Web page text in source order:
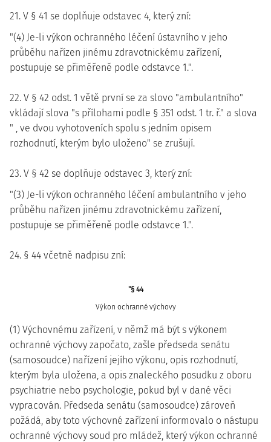
21. V § 41 se doplňuje odstavec 4, který zní:
"(4) Je-li výkon ochranného léčení ústavního v jeho
průběhu nařízen jinému zdravotnickému zařízení,
postupuje se přiměřeně podle odstavce 1.".
22. V § 42 odst. 1 větě první se za slovo "ambulantního"
vkládají slova "s přílohami podle § 351 odst. 1 tr. ř." a slova
" , ve dvou vyhotoveních spolu s jedním opisem
rozhodnutí, kterým bylo uloženo" se zrušují.
23. V § 42 se doplňuje odstavec 3, který zní:
"(3) Je-li výkon ochranného léčení ambulantního v jeho
průběhu nařízen jinému zdravotnickému zařízení,
postupuje se přiměřeně podle odstavce 1.".
24. § 44 včetně nadpisu zní:
"§ 44
Výkon ochranné výchovy
(1) Výchovnému zařízení, v němž má být s výkonem
ochranné výchovy započato, zašle předseda senátu
(samosoudce) nařízení jejího výkonu, opis rozhodnutí,
kterým byla uložena, a opis znaleckého posudku z oboru
psychiatrie nebo psychologie, pokud byl v dané věci
vypracován. Předseda senátu (samosoudce) zároveň
požádá, aby toto výchovné zařízení informovalo o nástupu
ochranné výchovy soud pro mládež, který výkon ochranné